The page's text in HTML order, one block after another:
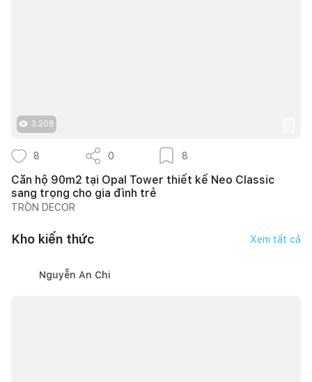
3.208
8 0 8
Căn hộ 90m2 tại Opal Tower thiết kế Neo Classic
sang trọng cho gia đình trẻ
TRÒN DECOR
Kho kiến thức Xem tất cả
Nguyễn An Chi